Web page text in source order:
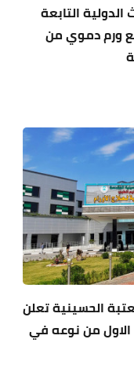
التابعة
ورم دموي من
الحسينية تعلن
الاول من نوعه في